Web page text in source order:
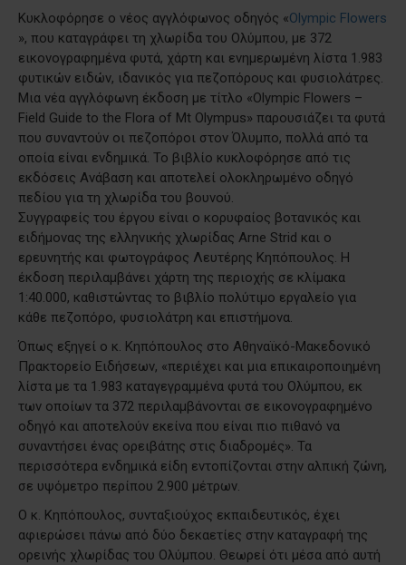
Κυκλοφόρησε ο νέος αγγλόφωνος οδηγός «Olympic Flowers
», που καταγράφει τη χλωρίδα του Ολύμπου, με 372
εικονογραφημένα φυτά, χάρτη και ενημερωμένη λίστα 1.983
φυτικών ειδών, ιδανικός για πεζοπόρους και φυσιολάτρες.
Μια νέα αγγλόφωνη έκδοση με τίτλο «Olympic Flowers –
Field Guide to the Flora of Mt Olympus» παρουσιάζει τα φυτά
που συναντούν οι πεζοπόροι στον Όλυμπο, πολλά από τα
οποία είναι ενδημικά. Το βιβλίο κυκλοφόρησε από τις
εκδόσεις Ανάβαση και αποτελεί ολοκληρωμένο οδηγό
πεδίου για τη χλωρίδα του βουνού.
Συγγραφείς του έργου είναι ο κορυφαίος βοτανικός και
ειδήμονας της ελληνικής χλωρίδας Arne Strid και ο
ερευνητής και φωτογράφος Λευτέρης Κηπόπουλος. Η
έκδοση περιλαμβάνει χάρτη της περιοχής σε κλίμακα
1:40.000, καθιστώντας το βιβλίο πολύτιμο εργαλείο για
κάθε πεζοπόρο, φυσιολάτρη και επιστήμονα.
Όπως εξηγεί ο κ. Κηπόπουλος στο Αθηναϊκό-Μακεδονικό
Πρακτορείο Ειδήσεων, «περιέχει και μια επικαιροποιημένη
λίστα με τα 1.983 καταγεγραμμένα φυτά του Ολύμπου, εκ
των οποίων τα 372 περιλαμβάνονται σε εικονογραφημένο
οδηγό και αποτελούν εκείνα που είναι πιο πιθανό να
συναντήσει ένας ορειβάτης στις διαδρομές». Τα
περισσότερα ενδημικά είδη εντοπίζονται στην αλπική ζώνη,
σε υψόμετρο περίπου 2.900 μέτρων.
Ο κ. Κηπόπουλος, συνταξιούχος εκπαιδευτικός, έχει
αφιερώσει πάνω από δύο δεκαετίες στην καταγραφή της
ορεινής χλωρίδας του Ολύμπου. Θεωρεί ότι μέσα από αυτή